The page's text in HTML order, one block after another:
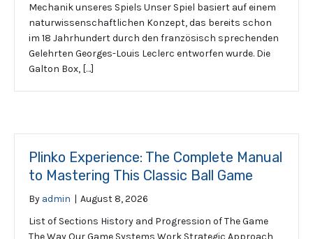
Mechanik unseres Spiels Unser Spiel basiert auf einem
naturwissenschaftlichen Konzept, das bereits schon
im 18 Jahrhundert durch den französisch sprechenden
Gelehrten Georges-Louis Leclerc entworfen wurde. Die
Galton Box, […]
Plinko Experience: The Complete Manual
to Mastering This Classic Ball Game
By admin | August 8, 2026
List of Sections History and Progression of The Game
The Way Our Game Systems Work Strategic Approach